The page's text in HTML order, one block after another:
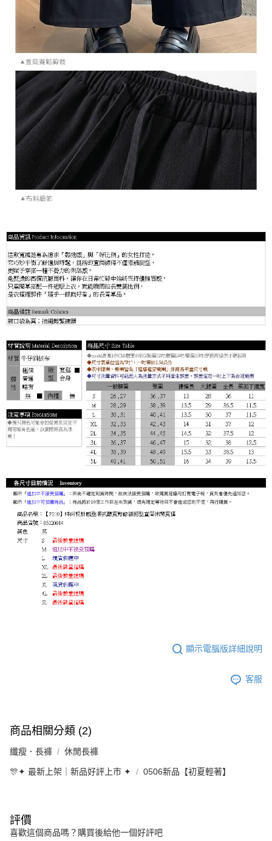
顯示電腦版詳細說明
客服
商品相關分類 (2)
纖瘦．長褲 休閒長褲
🎊✦ 最新上架｜新品好評上市 ✦ 0506新品【初夏輕著】
評價
喜歡這個商品嗎？購買後給他一個好評吧